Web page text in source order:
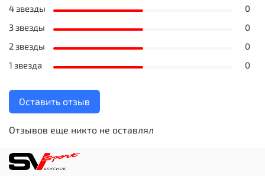
Отзывов еще никто не оставлял
4 звезды
0
3 звезды
0
2 звезды
0
1 звезда
0
Оставить отзыв